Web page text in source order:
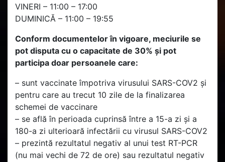
VINERI – 11:00 – 17:00
DUMINICĂ – 11:00 – 19:55
Conform documentelor în vigoare, meciurile se
pot disputa cu o capacitate de 30% și pot
participa doar persoanele care:
– sunt vaccinate împotriva virusului SARS-COV2 și
pentru care au trecut 10 zile de la finalizarea
schemei de vaccinare
– se află în perioada cuprinsă între a 15-a zi și a
180-a zi ulterioară infectării cu virusul SARS-COV2
– prezintă rezultatul negativ al unui test RT-PCR
(nu mai vechi de 72 de ore) sau rezultatul negativ